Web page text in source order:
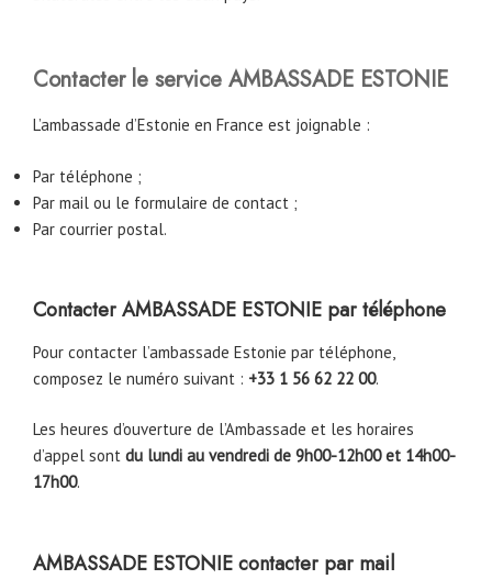
Contacter le service AMBASSADE ESTONIE
L’ambassade d’Estonie en France est joignable :
Par téléphone ;
Par mail ou le formulaire de contact ;
Par courrier postal.
Contacter AMBASSADE ESTONIE par téléphone
Pour contacter l’ambassade Estonie par téléphone,
composez le numéro suivant : +33 1 56 62 22 00.
Les heures d’ouverture de l’Ambassade et les horaires
d’appel sont du lundi au vendredi de 9h00-12h00 et 14h00-
17h00.
AMBASSADE ESTONIE contacter par mail